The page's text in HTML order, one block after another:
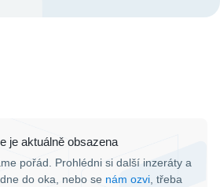
je aktuálně obsazena
pořád. Prohlédni si další inzeráty a
do oka, nebo se nám ozvi, třeba